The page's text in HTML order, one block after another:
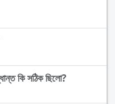
কি সঠিক ছিলো?